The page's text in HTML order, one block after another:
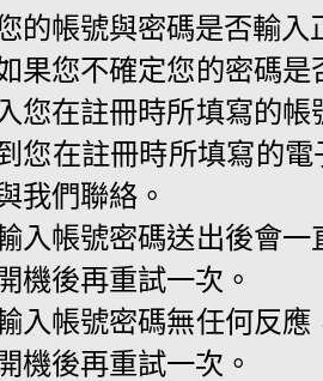
的帳號與密碼是否輸入
果您不確定您的密碼
入您在註冊時所填寫的
您在註冊時所填寫的
我們聯絡。
入帳號密碼送出後會
開機後再重試一次。
入帳號密碼無任何反
開機後再重試一次。